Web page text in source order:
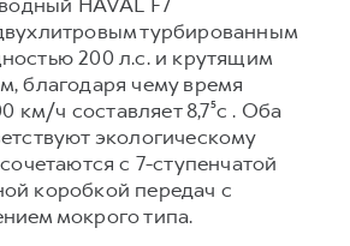
турбированным
200 л.с. и крутящим
благодаря чему время
км/ч составляет 8,7⁵с . Оба
экологическому
с 7-ступенчатой
коробкой передач с
мокрого типа.